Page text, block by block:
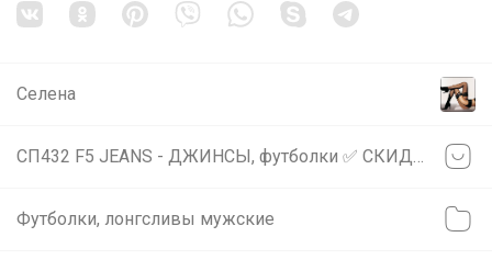
Селена
Футболки, лонгсливы мужские